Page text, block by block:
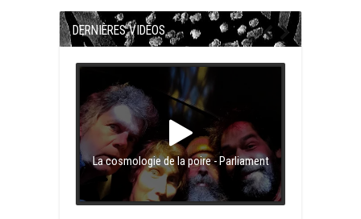
DERNIÈRES VIDÉOS
La cosmologie de la poire - Parliament